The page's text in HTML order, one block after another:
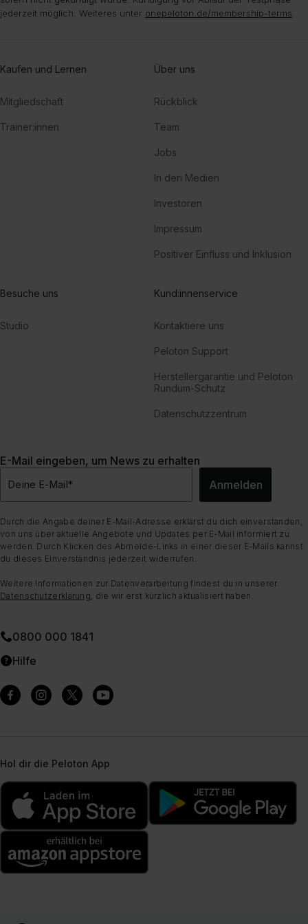
jederzeit möglich. Weiteres unter onepeloton.de/membership-terms
Kaufen und Lernen
Mitgliedschaft
Trainer:innen
Über uns
Rückblick
Team
Jobs
In den Medien
Investoren
Impressum
Positiver Einfluss und Inklusion
Besuche uns
Studio
Kund:innenservice
Kontaktiere uns
Peloton Support
Herstellergarantie und Peloton
Rundum-Schutz
Datenschutzzentrum
E-Mail eingeben, um News zu erhalten
Deine E-Mail* Anmelden
Durch die Angabe deiner E-Mail-Adresse erklärst du dich einverstanden,
von uns über aktuelle Angebote und Updates per E-Mail informiert zu
werden. Durch Klicken des Abmelde-Links in einer dieser E-Mails kannst
du dieses Einverständnis jederzeit widerrufen.
Weitere Informationen zur Datenverarbeitung findest du in unserer
Datenschutzerklärung , die wir erst kürzlich aktualisiert haben.
0800 000 1841
Hilfe
Hol dir die Peloton App